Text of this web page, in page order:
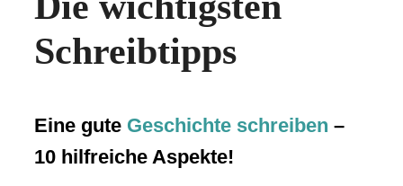
Schreibtipps
Eine gute Geschichte schreiben –
10 hilfreiche Aspekte!